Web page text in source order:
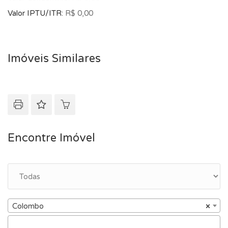
com amplo espaço e completo em Colombo!
Valor IPTU/ITR: R$ 0,00
Imóveis Similares
Encontre Imóvel
×
Colombo